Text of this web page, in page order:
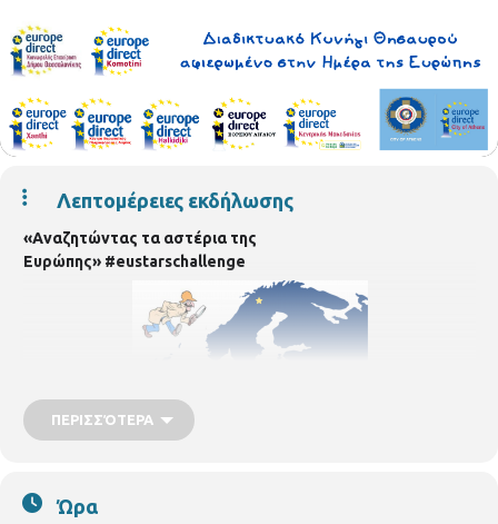
Λεπτομέρειες εκδήλωσης
«Αναζητώντας τα αστέρια της
Ευρώπης» #eustarschallenge
ΠΕΡΙΣΣΌΤΕΡΑ
Ώρα